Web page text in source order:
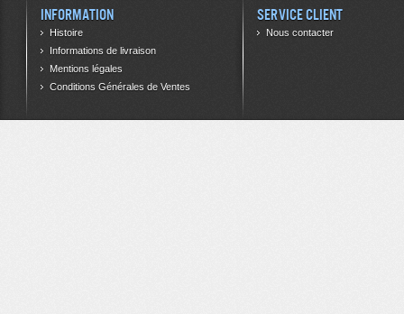
Information
Histoire
Informations de livraison
Mentions légales
Conditions Générales de Ventes
Service client
Nous contacter